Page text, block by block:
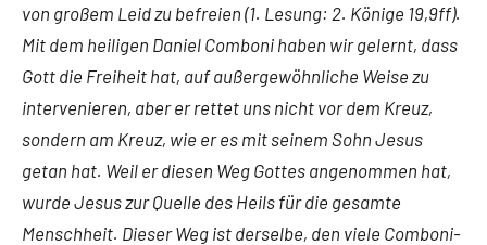
von großem Leid zu befreien (1. Lesung: 2. Könige 19,9ff).
Mit dem heiligen Daniel Comboni haben wir gelernt, dass
Gott die Freiheit hat, auf außergewöhnliche Weise zu
intervenieren, aber er rettet uns nicht vor dem Kreuz,
sondern am Kreuz, wie er es mit seinem Sohn Jesus
getan hat. Weil er diesen Weg Gottes angenommen hat,
wurde Jesus zur Quelle des Heils für die gesamte
Menschheit. Dieser Weg ist derselbe, den viele Comboni-